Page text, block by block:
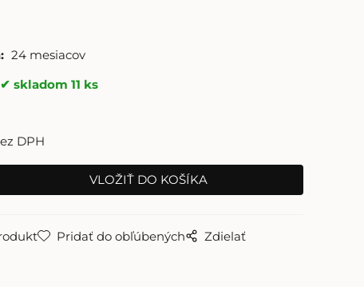
24 mesiacov
skladom 11 ks
DPH
Pridať do obľúbených Zdielať